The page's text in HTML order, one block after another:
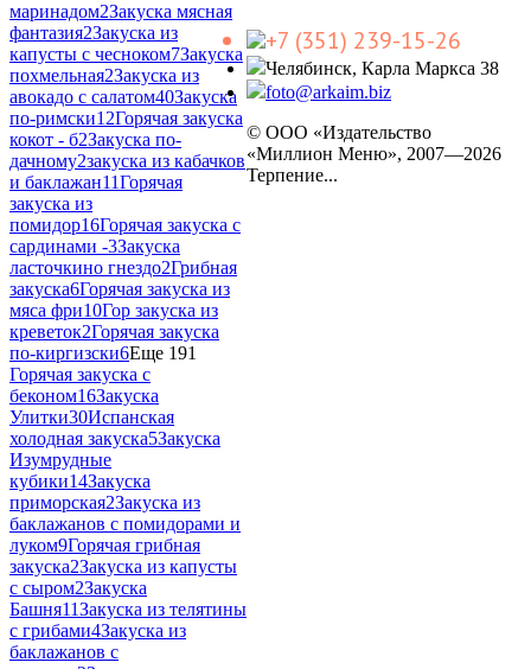
маринадом2Закуска мясная
фантазия2Закуска из
капусты с чесноком7Закуска
похмельная2Закуска из
авокадо с салатом40Закуска
по-римски12Горячая закуска
кокот - б2Закуска по-
дачному2закуска из кабачков
и баклажан11Горячая
закуска из
помидор16Горячая закуска с
сардинами -3Закуска
ласточкино гнездо2Грибная
закуска6Горячая закуска из
мяса фри10Гор закуска из
креветок2Горячая закуска
по-киргизски6Еще 191
Горячая закуска с
беконом16Закуска
Улитки30Испанская
холодная закуска5Закуска
Изумрудные
кубики14Закуска
приморская2Закуска из
баклажанов с помидорами и
луком9Горячая грибная
закуска2Закуска из капусты
с сыром2Закуска
Башня11Закуска из телятины
с грибами4Закуска из
баклажанов с
+7 (351) 239-15-26
Челябинск, Карла Маркса 38
foto@arkaim.biz
© ООО «Издательство
«Миллион Меню», 2007—2026
Терпение...